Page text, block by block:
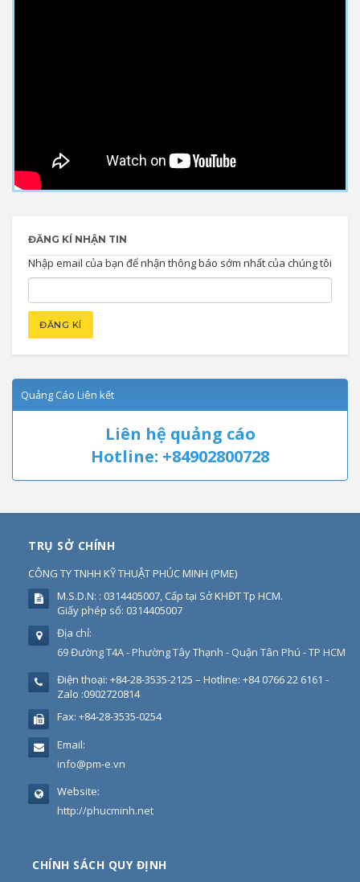
ĐĂNG KÍ NHẬN TIN
Nhập email của bạn để nhận thông báo sớm nhất của chúng tôi
Quảng Cáo Liên kết
Liên hệ quảng cáo
Hotline: +84902800728
TRỤ SỞ CHÍNH
CÔNG TY TNHH KỸ THUẬT PHÚC MINH (PME)
M.S.D.N: : 0314405007, Cấp tại Sở KHĐT Tp HCM.
Giấy phép số: 0314405007
Địa chỉ:
69 Đường T4A - Phường Tây Thạnh - Quận Tân Phú - TP HCM
Điện thoại: +84-28-3535-2125 – Hotline: +84 0766 22 6161 -
Zalo :0902720814
Fax: +84-28-3535-0254
Email:
info@pm-e.vn
Website:
http://phucminh.net
CHÍNH SÁCH QUY ĐỊNH